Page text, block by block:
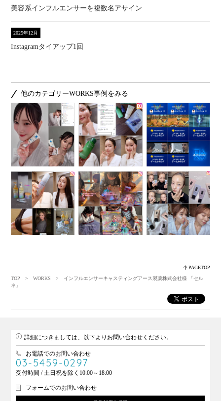
美容系インフルエンサーを複数名アサイン
2025年12月
Instagramタイアップ1回
他のカテゴリーWORKS事例をみる
PAGETOP
TOP
>WORKS
> インフルエンサーキャスティングアース製薬株式会社様 「セル
ネ」
詳細につきましては、以下よりお問い合わせください。
お電話でのお問い合わせ
03-5459-0297
受付時間 / 土日祝を除く10:00～18:00
フォームでのお問い合わせ